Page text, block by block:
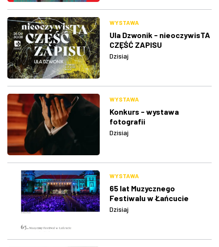
WYSTAWA
Ula Dzwonik - nieoczywisTA
CZĘŚĆ ZAPISU
Dzisiaj
WYSTAWA
Konkurs - wystawa
fotografii
Dzisiaj
WYSTAWA
65 lat Muzycznego
Festiwalu w Łańcucie
Dzisiaj